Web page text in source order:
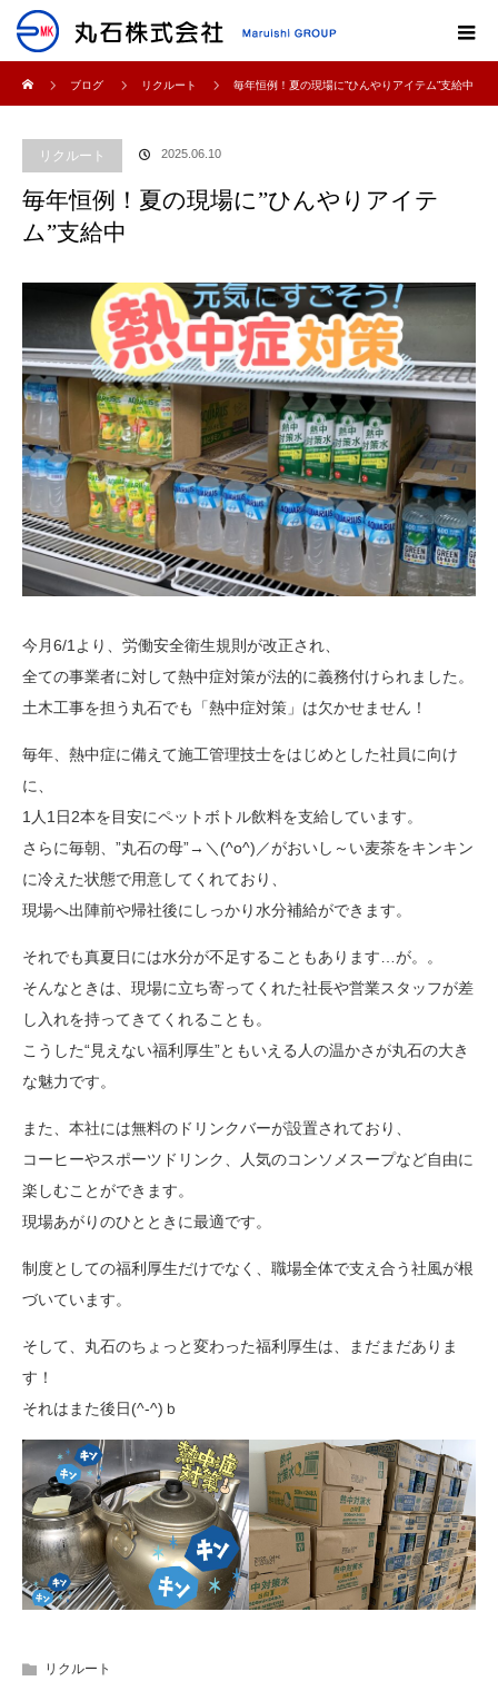
ブログ
リクルート 毎年恒例！夏の現場に”ひんやりアイテム”支給中
リクルート 2025.06.10
毎年恒例！夏の現場に”ひんやりアイテ
ム”支給中
今月6/1より、労働安全衛生規則が改正され、
全ての事業者に対して熱中症対策が法的に義務付けられました。
土木工事を担う丸石でも「熱中症対策」は欠かせません！
毎年、熱中症に備えて施工管理技士をはじめとした社員に向け
に、
1人1日2本を目安にペットボトル飲料を支給しています。
さらに毎朝、”丸石の母”→＼(^o^)／がおいし～い麦茶をキンキン
に冷えた状態で用意してくれており、
現場へ出陣前や帰社後にしっかり水分補給ができます。
それでも真夏日には水分が不足することもあります…が。。
そんなときは、現場に立ち寄ってくれた社長や営業スタッフが差
し入れを持ってきてくれることも。
こうした“見えない福利厚生”ともいえる人の温かさが丸石の大き
な魅力です。
また、本社には無料のドリンクバーが設置されており、
コーヒーやスポーツドリンク、人気のコンソメスープなど自由に
楽しむことができます。
現場あがりのひとときに最適です。
制度としての福利厚生だけでなく、職場全体で支え合う社風が根
づいています。
そして、丸石のちょっと変わった福利厚生は、まだまだありま
す！
それはまた後日(^‐^)ｂ
リクルート